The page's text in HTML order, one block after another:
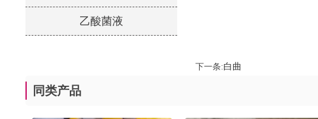
乙酸菌液
下一条:白曲
同类产品